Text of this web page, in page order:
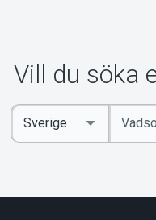
Vill du söka
Ange
sökord
Select
Country